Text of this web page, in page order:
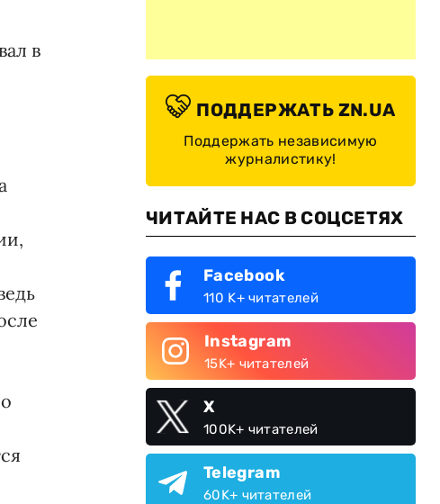
в
ПОДДЕРЖАТЬ ZN.UA
Поддержать независимую
журналистику!
ЧИТАЙТЕ НАС В СОЦСЕТЯХ
Facebook
110 K+ читателей
Instagram
15K+ читателей
X
100K+ читателей
Telegram
60K+ читателей